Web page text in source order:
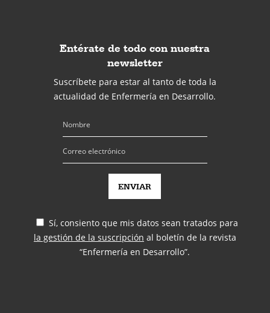
Entérate de todo con nuestra
newsletter
Suscríbete para estar al tanto de toda la
actualidad de Enfermería en Desarrollo.
Sí, consiento que mis datos sean tratados para
la gestión de la suscripción al boletín de la revista
“Enfermería en Desarrollo”.